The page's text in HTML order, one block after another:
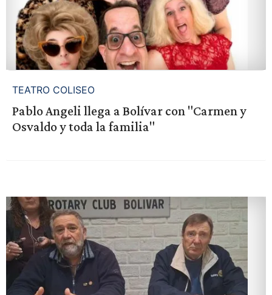
TEATRO COLISEO
Pablo Angeli llega a Bolívar con "Carmen y
Osvaldo y toda la familia"